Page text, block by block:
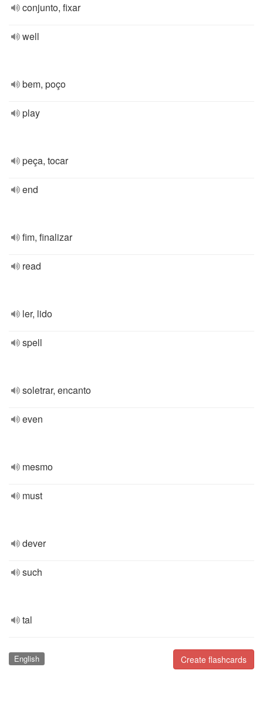
conjunto, fixar
well
bem, poço
play
peça, tocar
end
fim, finalizar
read
ler, lido
spell
soletrar, encanto
even
mesmo
must
dever
such
tal
Create flashcards
English